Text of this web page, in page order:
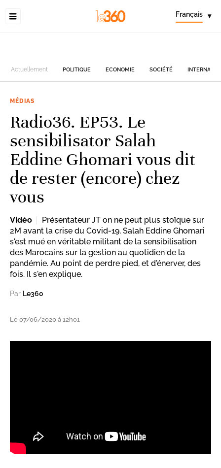
Français ▾
Actuellement POLITIQUE ECONOMIE SOCIÉTÉ
MÉDIAS
Radio36. EP53. Le
sensibilisator Salah
Eddine Ghomari vous dit
de rester (encore) chez
vous
Vidéo
Présentateur JT on ne peut plus stoïque sur
2M avant la crise du Covid-19, Salah Eddine Ghomari
s'est mué en véritable militant de la sensibilisation
des Marocains sur la gestion au quotidien de la
pandémie. Au point de perdre pied, et d'énerver, des
fois. Il s'en explique.
Par Le360
Le 07/06/2020 à 12h01